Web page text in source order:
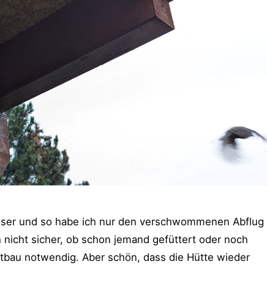
und so habe ich nur den verschwommenen Abflug
sicher, ob schon jemand gefüttert oder noch
notwendig. Aber schön, dass die Hütte wieder